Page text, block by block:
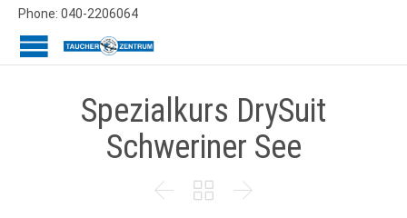
Phone: 040-2206064
Spezialkurs DrySuit
Schweriner See
  